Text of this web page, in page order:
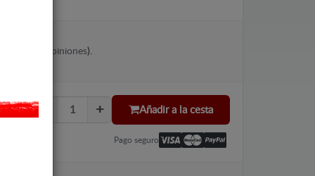
CADDY
Ver opiniones).
Añadir a la cesta
Pago seguro